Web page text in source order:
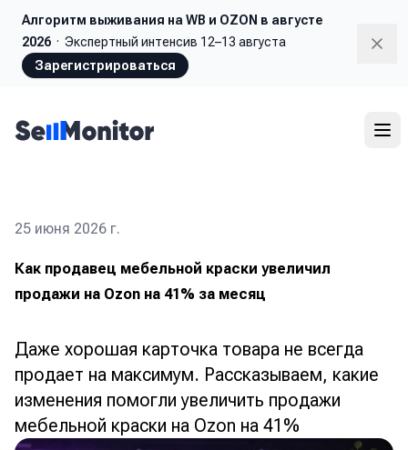
Алгоритм выживания на WB и OZON в августе
2026 · Экспертный интенсив 12–13 августа
Зарегистрироваться
25 июня 2026 г.
Как продавец мебельной краски увеличил
продажи на Ozon на 41% за месяц
Даже хорошая карточка товара не всегда
продает на максимум. Рассказываем, какие
изменения помогли увеличить продажи
мебельной краски на Ozon на 41%